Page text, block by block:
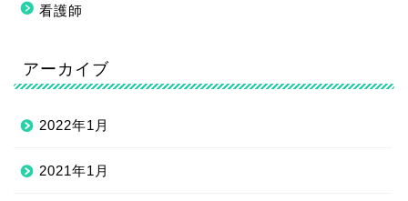
看護師
アーカイブ
2022年1月
2021年1月